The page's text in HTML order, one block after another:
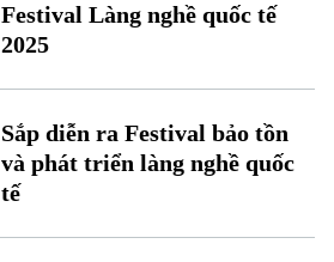
Festival Làng nghề quốc tế
2025
Sắp diễn ra Festival bảo tồn
và phát triển làng nghề quốc
tế